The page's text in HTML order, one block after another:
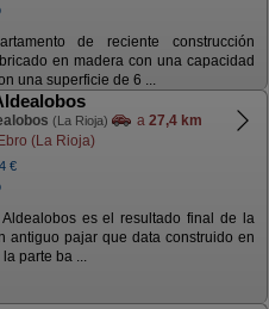
de reciente construcción
en madera con una capacidad
una superficie de 6 ...
(La Rioja) a 27,4 km
(La Rioja)
€
es el resultado final de la
antiguo pajar que data construido en
parte ba ...